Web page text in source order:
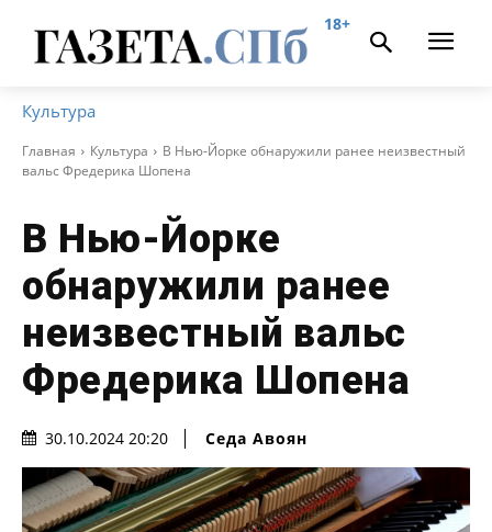
18+
Культура
Главная Культура
В Нью-Йорке обнаружили ранее неизвестный
вальс Фредерика Шопена
В Нью-Йорке
обнаружили ранее
неизвестный вальс
Фредерика Шопена
30.10.2024 20:20 Седа Авоян